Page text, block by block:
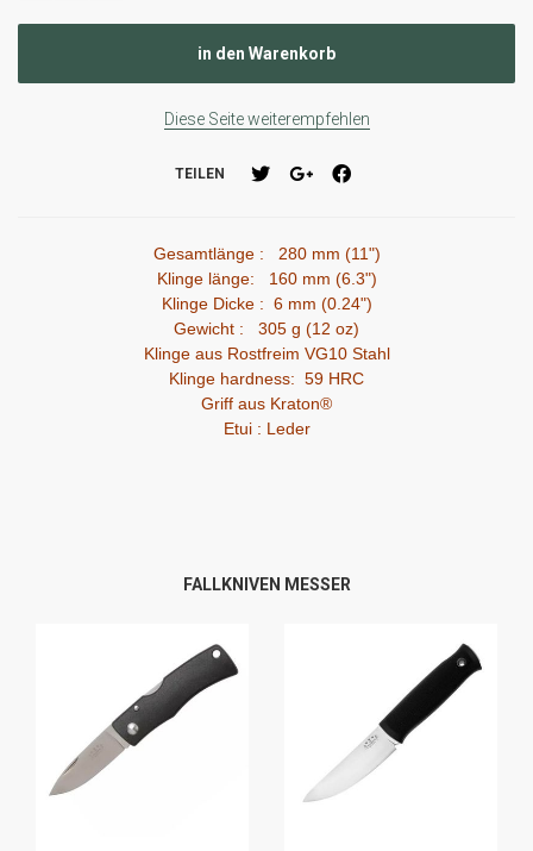
Diese Seite weiterempfehlen
TEILEN
Gesamtlänge : 280 mm (11")
Klinge länge: 160 mm (6.3")
Klinge Dicke : 6 mm (0.24")
Gewicht : 305 g (12 oz)
Klinge aus Rostfreim VG10 Stahl
Klinge hardness: 59 HRC
Griff aus Kraton®
Etui : Leder
FALLKNIVEN MESSER